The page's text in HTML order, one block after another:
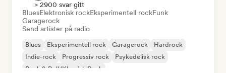
> 2900 svar gitt
BluesElektronisk rockEksperimentell rockFunk
Garagerock
Send artister på radio
Blues Eksperimentell rock Garagerock
Hardrock
Indie-rock
Progressiv rock
Psykedelisk rock
Rock & Roll/Klassisk Rock